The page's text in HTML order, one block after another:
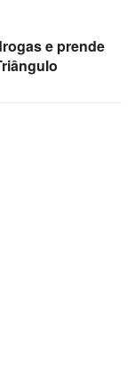
e prende